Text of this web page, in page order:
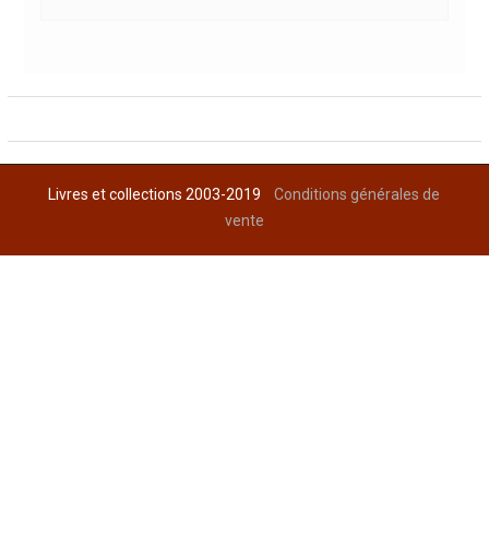
Livres et collections 2003-2019Conditions générales de
vente